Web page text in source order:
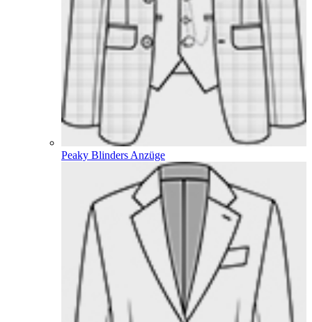
Peaky Blinders Anzüge